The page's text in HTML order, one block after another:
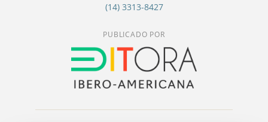
(14) 3313-8427
PUBLICADO POR